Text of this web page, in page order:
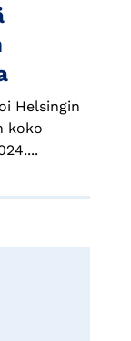
Helsingin
koko